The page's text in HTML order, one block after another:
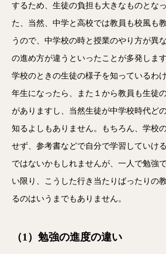
するため、生徒の負担も大きなものとな
た、当然、中学と高校では教員も校風も
うので、中学校の時と授業のやり方が異
の進め方が違うといったことが多発しま
学校のときの生徒の様子を知っているわ
年生になったら、また１から教員も生徒
がありますし、当然生徒が中学校時代ど
知るよしもありません。もちろん、学校
せず、参考書などで自分で学習していけ
ではないかもしれませんが、一人で勉強
い限り、こうした行き当たりばったりの
るのはいうまでもありません。
（1）勉強の進度の違い